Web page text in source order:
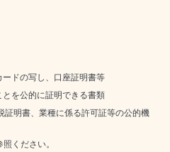
ドの写し、口座証明書等
を公的に証明できる書類
明書、業種に係る許可証等の公的機
ください。